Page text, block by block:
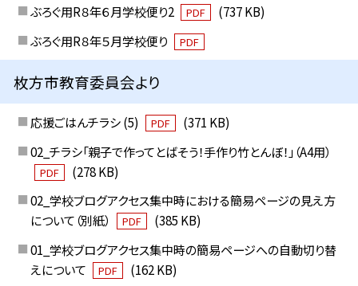
ぶろぐ用R８年６月学校便り2
PDF
(737 KB)
ぶろぐ用R８年５月学校便り
PDF
枚方市教育委員会より
応援ごはんチラシ (5) PDF
(371 KB)
02_チラシ「親子で作ってとばそう！手作り竹とんぼ！」（A4用）
PDF
(278 KB)
02_学校ブログアクセス集中時における簡易ページの見え方
について（別紙）
PDF
(385 KB)
01_学校ブログアクセス集中時の簡易ページへの自動切り替
えについて
PDF
(162 KB)